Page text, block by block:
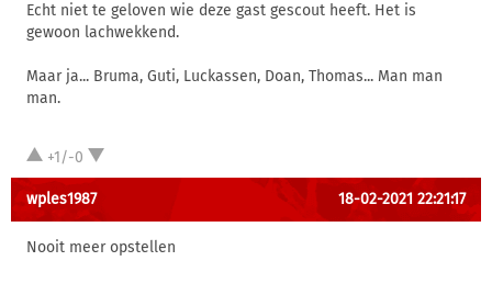
Echt niet te geloven wie deze gast gescout heeft. Het is
gewoon lachwekkend.
Maar ja... Bruma, Guti, Luckassen, Doan, Thomas... Man man
man.
+1/-0
wples1987 18-02-2021 22:21:17
Nooit meer opstellen